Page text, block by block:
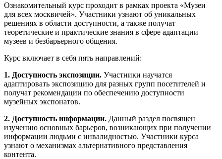
Ознакомительный курс проходит в рамках проекта «Музеи
для всех москвичей». Участники узнают об уникальных
решениях в области доступности, а также получат
теоретические и практические знания в сфере адаптации
музеев и безбарьерного общения.
Курс включает в себя пять направлений:
1. Доступность экспозиции. Участники научатся
адаптировать экспозицию для разных групп посетителей и
получат рекомендации по обеспечению доступности
музейных экспонатов.
2. Доступность информации. Данный раздел посвящен
изучению основных барьеров, возникающих при получении
информации людьми с инвалидностью. Участники курса
узнают о механизмах альтернативного представления
контента.